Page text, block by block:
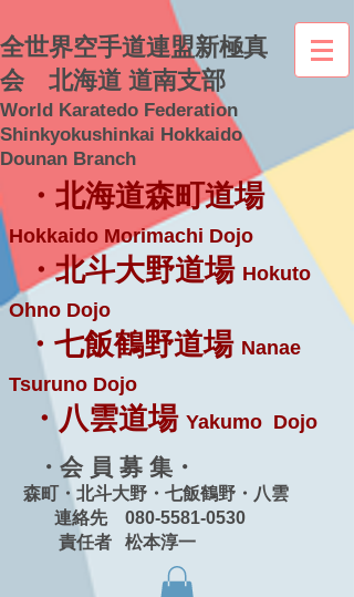
全世界空手道連盟新極真
会 北海道 道南支部
World Karatedo Federation
Shinkyokushinkai Hokkaido
Dounan Branch
・北海道森町道場
Hokkaido Morimachi Dojo
・北斗大野道場 Hokuto
Ohno Dojo
・七飯鶴野道場 Nanae
Tsuruno Dojo
・八雲道場 Yakumo Dojo
・会 員 募 集・
森町・北斗大野・七飯鶴野・八雲
連絡先 080-5581-0530
責任者 松本淳一